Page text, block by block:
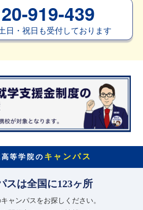
919-439
日・祝日も受付しております
高等学院の キャンパス
スは全国に123ヶ所
ャンパスをお探しください。